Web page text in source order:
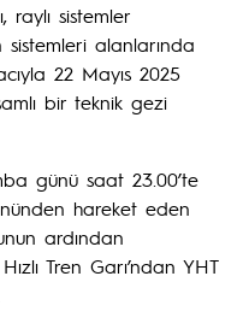
raylı sistemler
alanlarında
22 Mayıs 2025
bir teknik gezi
günü saat 23.00’te
hareket eden
ardından
Tren Garı’ndan YHT